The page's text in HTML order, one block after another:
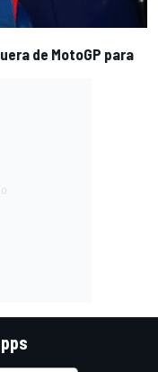
de MotoGP para